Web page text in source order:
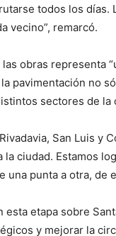
todos los
vecino”, remarcó.
obras representa
pavimentación no
sectores de la
San Luis y
la ciudad. Estamos
una punta a otra, de
esta etapa sobre
y mejorar la